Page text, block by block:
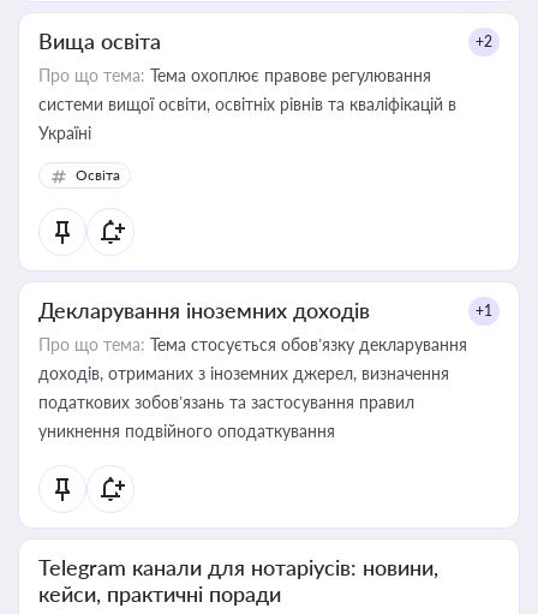
Вища освіта +2
Про що тема: Тема охоплює правове регулювання
системи вищої освіти, освітніх рівнів та кваліфікацій в
Україні
Освіта
Декларування іноземних доходів +1
Про що тема: Тема стосується обов’язку декларування
доходів, отриманих з іноземних джерел, визначення
податкових зобов’язань та застосування правил
уникнення подвійного оподаткування
Telegram канали для нотаріусів: новини,
кейси, практичні поради